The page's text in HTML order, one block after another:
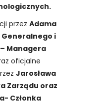
przez Adama
Generalnego i
Managera
oficjalne
Jarosława
Zarządu oraz
Członka